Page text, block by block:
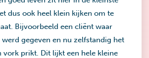
dus ook heel klein kijken om te
Bijvoorbeeld een cliënt waar
gegeven en nu zelfstandig het
vork prikt. Dit lijkt een hele kleine